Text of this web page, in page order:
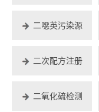
二噁英污染源
二次配方注册
二氧化硫检测